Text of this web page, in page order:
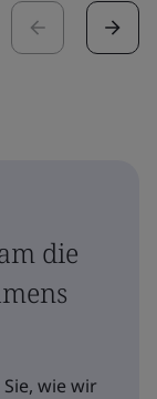
die
wie wir